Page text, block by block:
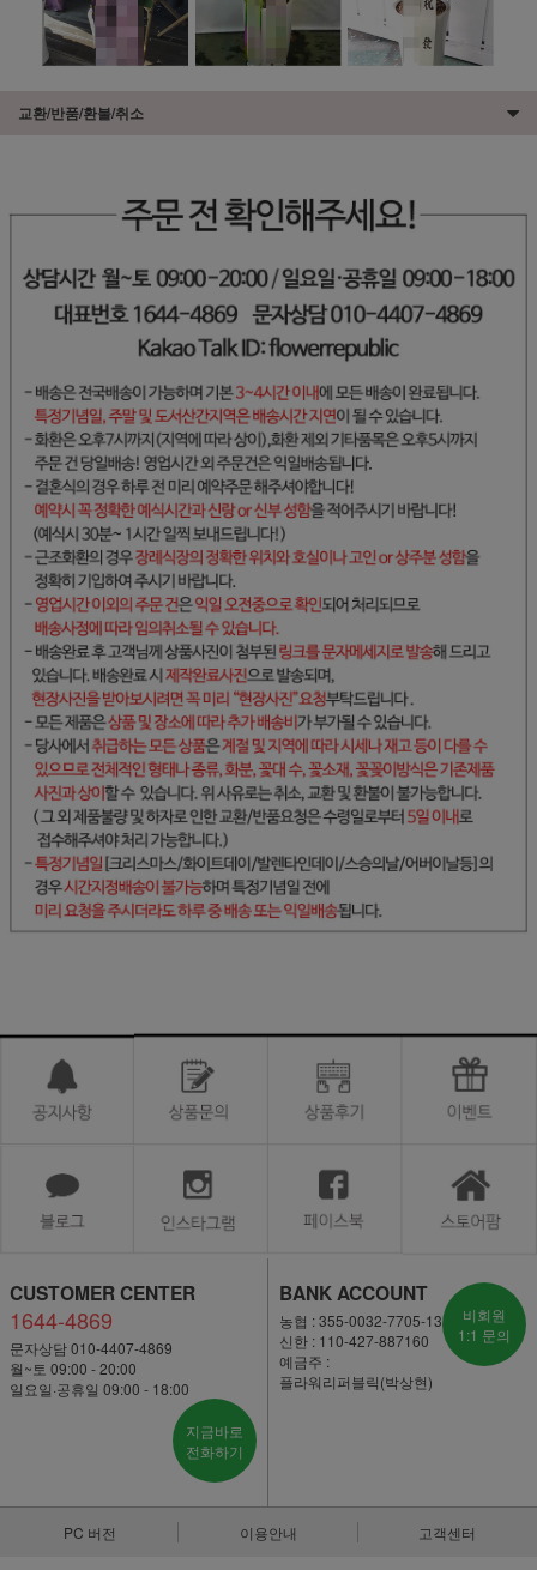
교환/반품/환불/취소
CUSTOMER CENTER
1644-4869
문자상담 010-4407-4869
월~토 09:00 - 20:00
일요일·공휴일 09:00 - 18:00
지금바로
전화하기
BANK ACCOUNT
농협 : 355-0032-7705-13
신한 : 110-427-887160
예금주 :
플라워리퍼블릭(박상현)
비회원
1:1 문의
PC 버전 이용안내 고객센터